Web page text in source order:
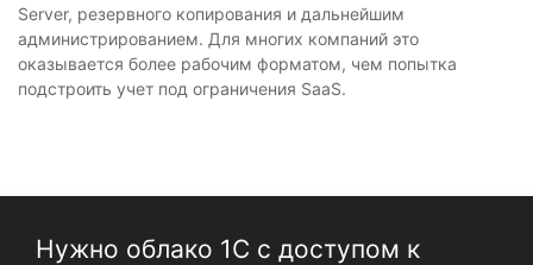
Server, резервного копирования и дальнейшим
администрированием. Для многих компаний это
оказывается более рабочим форматом, чем попытка
подстроить учет под ограничения SaaS.
Нужно облако 1С с доступом к